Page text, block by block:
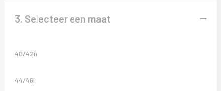
3. Selecteer een maat
40/42n
44/46l